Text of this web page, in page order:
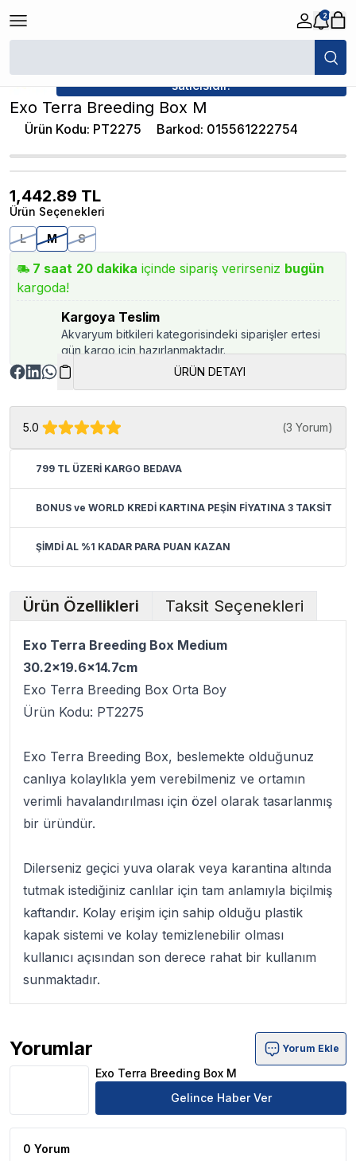
2
/
satıcısıdır.
Exo Terra Breeding Box M
Ürün Kodu: PT2275 Barkod: 015561222754
1,442.89 TL
Ürün Seçenekleri
L
M S
7 saat 20 dakika içinde sipariş verirseniz bugün
kargoda!
Kargoya Teslim
Akvaryum bitkileri kategorisindeki siparişler ertesi
gün kargo için hazırlanmaktadır.
ÜRÜN DETAYI
5.0 (3 Yorum)
799 TL ÜZERİ KARGO BEDAVA
BONUS ve WORLD KREDİ KARTINA PEŞİN FİYATINA 3 TAKSİT
ŞİMDİ AL %1 KADAR PARA PUAN KAZAN
Ürün Özellikleri Taksit Seçenekleri
Exo Terra Breeding Box Medium
30.2x19.6x14.7cm
Exo Terra Breeding Box Orta Boy
Ürün Kodu: PT2275
Exo Terra Breeding Box, beslemekte olduğunuz
canlıya kolaylıkla yem verebilmeniz ve ortamın
verimli havalandırılması için özel olarak tasarlanmış
bir üründür.
Dilerseniz geçici yuva olarak veya karantina altında
tutmak istediğiniz canlılar için tam anlamıyla biçilmiş
kaftandır. Kolay erişim için sahip olduğu plastik
kapak sistemi ve kolay temizlenebilir olması
kullanıcı açısından son derece rahat bir kullanım
sunmaktadır.
Yorumlar
Exo Terra Breeding Box M Ürün Yorumları
Yorum Ekle
Exo Terra Breeding Box M
Gelince Haber Ver
0 Yorum